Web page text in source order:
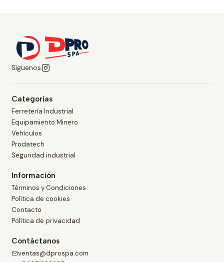
Síguenos
Categorías
Ferretería Industrial
Equipamiento Minero
Vehículos
Prodatech
Seguridad industrial
Información
Términos y Condiciones
Política de cookies
Contacto
Política de privacidad
Contáctanos
ventas@dprospa.com